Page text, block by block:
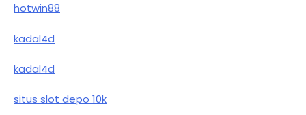
hotwin88
kadal4d
kadal4d
situs slot depo 10k